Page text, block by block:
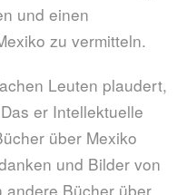
und einen
zu vermitteln.
Leuten plaudert,
er Intellektuelle
über Mexiko
und Bilder von
andere Bücher über